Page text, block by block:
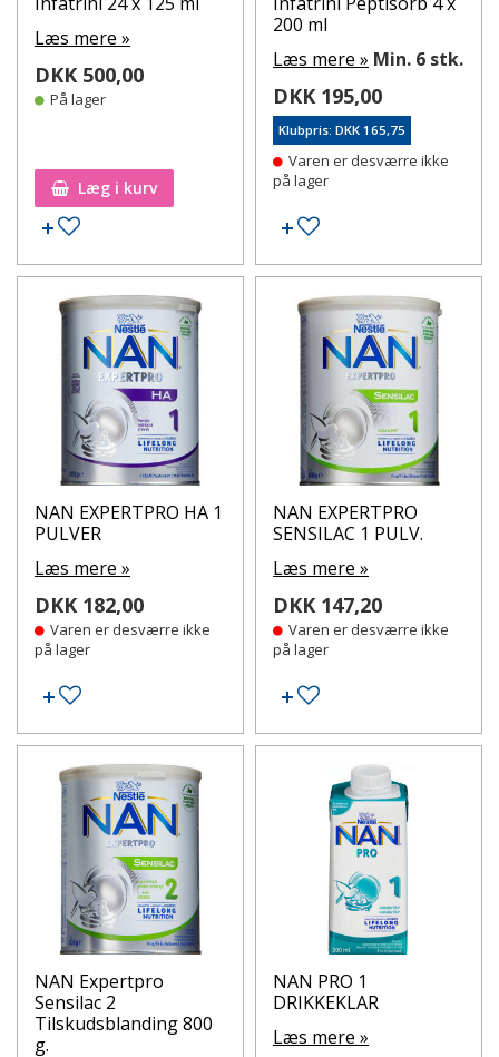
Læs mere »
DKK 500,00
På lager
Læg i kurv
Tilføj til ønskeseddel
200 ml
Læs mere » Min. 6 stk.
DKK 195,00
Klubpris: DKK 165,75
Varen er desværre ikke
på lager
Tilføj til ønskeseddel
NAN EXPERTPRO HA 1
PULVER
Læs mere »
DKK 182,00
Varen er desværre ikke
på lager
Tilføj til ønskeseddel
NAN EXPERTPRO
SENSILAC 1 PULV.
Læs mere »
DKK 147,20
Varen er desværre ikke
på lager
Tilføj til ønskeseddel
NAN Expertpro
Sensilac 2
Tilskudsblanding 800
g.
NAN PRO 1
DRIKKEKLAR
Læs mere »